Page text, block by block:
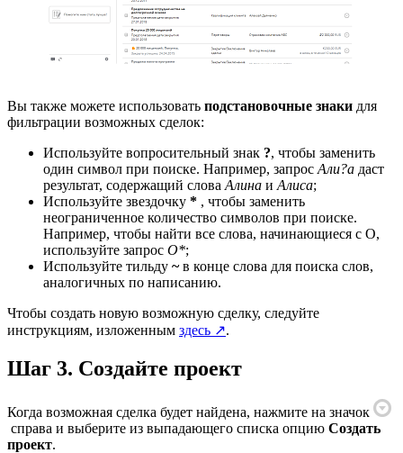
Вы также можете использовать подстановочные знаки для
фильтрации возможных сделок:
Используйте вопросительный знак ?, чтобы заменить
один символ при поиске. Например, запрос Али?а даст
результат, содержащий слова Алина и Алиса;
Используйте звездочку * , чтобы заменить
неограниченное количество символов при поиске.
Например, чтобы найти все слова, начинающиеся с O,
используйте запрос O*;
Используйте тильду ~в конце слова для поиска слов,
аналогичных по написанию.
Чтобы создать новую возможную сделку, следуйте
инструкциям, изложенным здесь ↗.
Шаг 3. Создайте проект
Когда возможная сделка будет найдена, нажмите на значок
справа и выберите из выпадающего списка опцию Создать
проект.